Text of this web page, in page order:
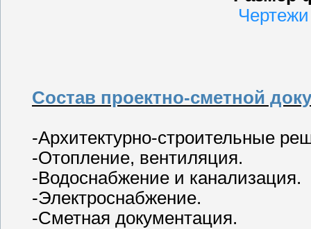
Состав проектно-сметной
-Архитектурно-строительные
-Отопление, вентиляция.
-Водоснабжение и канализация.
-Электроснабжение.
-Сметная документация.